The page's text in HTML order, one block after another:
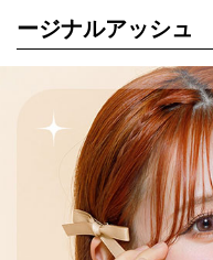
ージナルアッシュ